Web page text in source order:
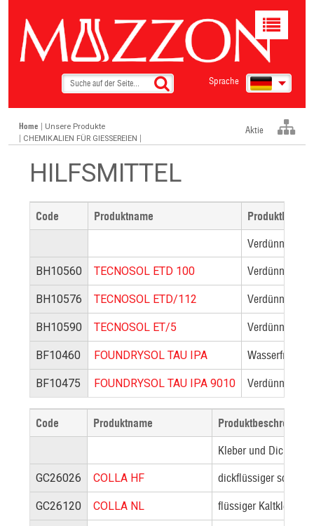
Sprache
Toggle
Home Unsere Produkte
CHEMIKALIEN FÜR GIESSEREIEN
Aktie
HILFSMITTEL
Code Produktname
BH10560 TECNOSOL ETD 100 Verdünnung
BH10576 TECNOSOL ETD/112 Verdünnung
BH10590 TECNOSOL ET/5 Verdünnung
BF10460 FOUNDRYSOL TAU IPA Wasserfreies
BF10475 FOUNDRYSOL TAU IPA 9010 Verdünnung
Code Produktname
Produktbeschreibung
Kleber und
GC26026 COLLA HF dickflüssiger
GC26120 COLLA NL flüssiger Kaltkleber